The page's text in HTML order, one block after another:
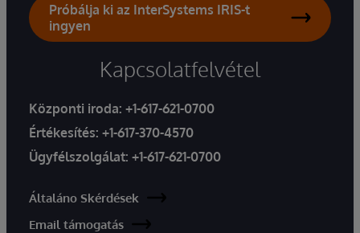
Próbálja ki az InterSystems IRIS-t
ingyen
Kapcsolatfelvétel
Központi iroda: +1-617-621-0700
Értékesítés: +1-617-370-4570
Ügyfélszolgálat: +1-617-621-0700
Általáno Skérdések
Email támogatás